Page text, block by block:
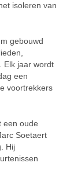
isoleren van
gebouwd
Elk jaar wordt
een
voortrekkers
een oude
Soetaert
Hij